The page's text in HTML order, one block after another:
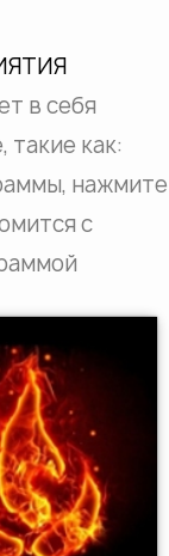
в себя
как:
нажмите
с